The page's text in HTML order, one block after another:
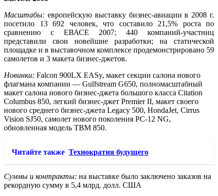
Масштабы: европейскую выставку бизнес-авиации в 2008 г.
посетило 13 692 человек, что составило 21,5% роста по
сравнению с ЕВАСЕ 2007; 440 компаний-участниц
представили свои новейшие разработки; на статической
площадке и в выставочном комплексе продемонстрировано 59
самолетов и 3 макета бизнес-джетов.
Новинки: Falcon 900LХ EASy, макет секции салона нового
флагмана компании — Gulfstream G650, полномасштабный
макет салона нового бизнес-джета большого класса Citation
Columbus 850, легкий бизнес-джет Premier II, макет своего
нового среднего бизнес-джета Legacy 500, HondaJet, Cirrus
Vision SJ50, самолет нового поколения PC-12 NG,
обновленная модель TBM 850.
Читайте также Технократия будущего
Суммы и контракты: на выставке было заключено заказов на
рекордную сумму в 5,4 млрд. долл. США